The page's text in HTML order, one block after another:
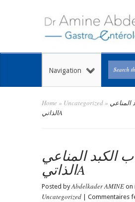
Navigation
Home » Uncategorized»
الذاتيA
الكبد المناعي
الذاتيA
Posted byAbdelkader AMINEon
Uncategorized | Commentaires